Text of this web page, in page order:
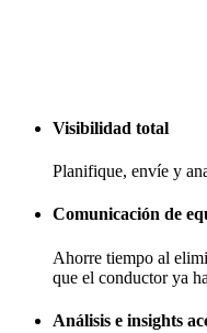
Visibilidad total
Planifique, envíe y
Comunicación de
Ahorre tiempo al
que el conductor ya
Análisis e insights